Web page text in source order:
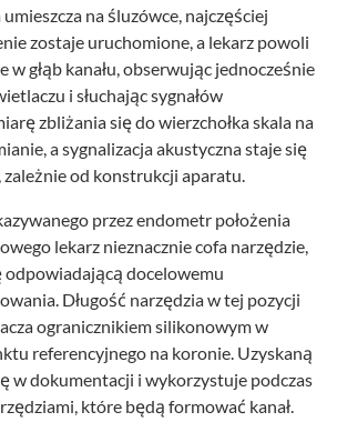
na śluzówce, najczęściej
zostaje uruchomione, a lekarz powoli
w głąb kanału, obserwując jednocześnie
i słuchając sygnałów
zbliżania się do wierzchołka skala na
a sygnalizacja akustyczna staje się
zależnie od konstrukcji aparatu.
przez endometr położenia
lekarz nieznacznie cofa narzędzie,
odpowiadającą docelowemu
Długość narzędzia w tej pozycji
ogranicznikiem silikonowym w
referencyjnego na koronie. Uzyskaną
w dokumentacji i wykorzystuje podczas
które będą formować kanał.